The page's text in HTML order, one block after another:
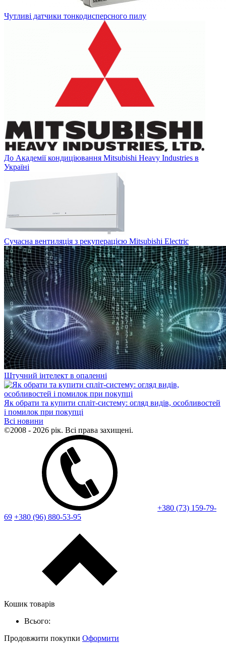
Чутливі датчики тонкодисперсного пилу
До Академії кондиціювання Mitsubishi Heavy Industries в
Україні
Сучасна вентиляція з рекуперацією Mitsubishi Electric
Штучний інтелект в опаленні
Як обрати та купити спліт-систему: огляд видів, особливостей
і помилок при покупці
Всі новини
©2008 - 2026 рік. Всі права захищені.
+380 (73) 159-79-
69 +380 (96) 880-53-95
Кошик товарів
Всього:
Продовжити покупки Оформити